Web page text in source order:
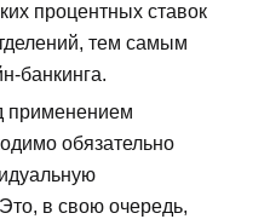
процентных ставок
тем самым
банкинга.
применением
обязательно
в свою очередь,